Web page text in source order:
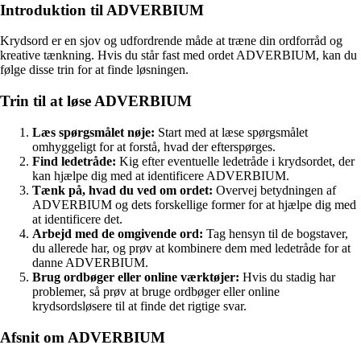
Introduktion til ADVERBIUM
Krydsord er en sjov og udfordrende måde at træne din ordforråd og
kreative tænkning. Hvis du står fast med ordet ADVERBIUM, kan du
følge disse trin for at finde løsningen.
Trin til at løse ADVERBIUM
Læs spørgsmålet nøje: Start med at læse spørgsmålet
omhyggeligt for at forstå, hvad der efterspørges.
Find ledetråde: Kig efter eventuelle ledetråde i krydsordet, der
kan hjælpe dig med at identificere ADVERBIUM.
Tænk på, hvad du ved om ordet: Overvej betydningen af
ADVERBIUM og dets forskellige former for at hjælpe dig med
at identificere det.
Arbejd med de omgivende ord: Tag hensyn til de bogstaver,
du allerede har, og prøv at kombinere dem med ledetråde for at
danne ADVERBIUM.
Brug ordbøger eller online værktøjer: Hvis du stadig har
problemer, så prøv at bruge ordbøger eller online
krydsordsløsere til at finde det rigtige svar.
Afsnit om ADVERBIUM